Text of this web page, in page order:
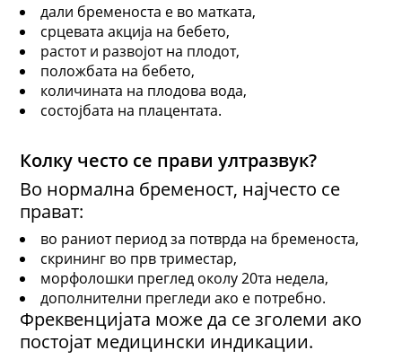
дали бременоста е во матката,
срцевата акција на бебето,
растот и развојот на плодот,
положбата на бебето,
количината на плодова вода,
состојбата на плацентата.
Колку често се прави ултразвук?
Во нормална бременост, најчесто се
прават:
во раниот период за потврда на бременоста,
скрининг во прв триместар,
морфолошки преглед околу 20та недела,
дополнителни прегледи ако е потребно.
Фреквенцијата може да се зголеми ако
постојат медицински индикации.